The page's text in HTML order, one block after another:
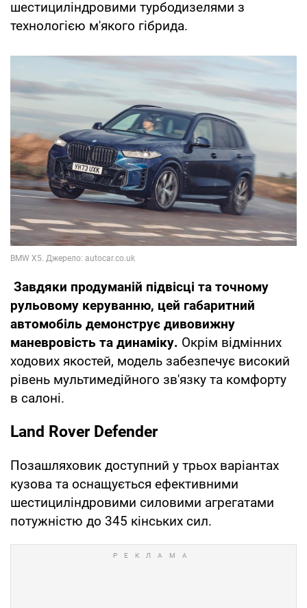
шестициліндровими турбодизелями з
технологією м'якого гібрида.
Завдяки продуманій підвісці та точному
рульовому керуванню, цей габаритний
автомобіль демонструє дивовижну
маневровість та динаміку. Окрім відмінних
ходових якостей, модель забезпечує високий
рівень мультимедійного зв'язку та комфорту
в салоні.
Land Rover Defender
Позашляховик доступний у трьох варіантах
кузова та оснащується ефективними
шестициліндровими силовими агрегатами
потужністю до 345 кінських сил.